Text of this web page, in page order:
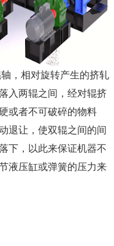
，相对旋转产生的挤轧
入两辊之间，经对辊挤
或者不可破碎的物料
退让，使双辊之间的间
下，以此来保证机器不
液压缸或弹簧的压力来